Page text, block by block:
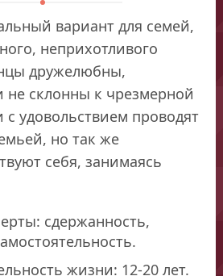
вариант для семей,
неприхотливого
дружелюбны,
склонны к чрезмерной
удовольствием проводят
но так же
себя, занимаясь
сдержанность,
жизни: 12-20 лет.